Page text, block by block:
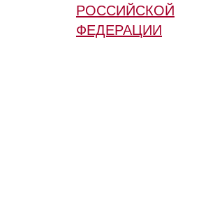
РОССИЙСКОЙ
ФЕДЕРАЦИИ